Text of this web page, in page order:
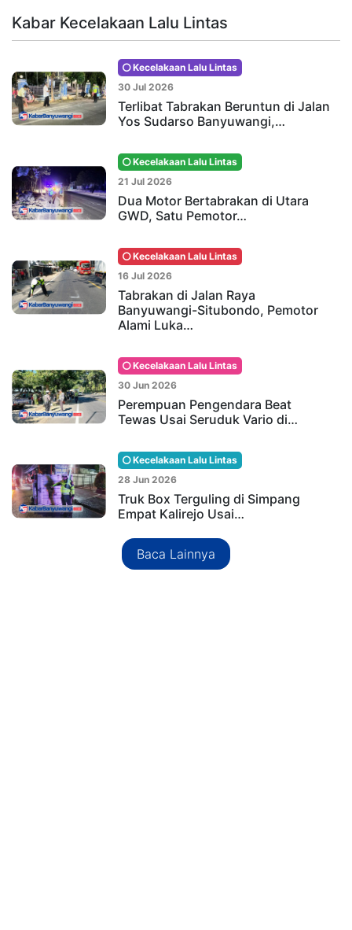
Kabar Kecelakaan Lalu Lintas
Kecelakaan Lalu Lintas
30 Jul 2026
Terlibat Tabrakan Beruntun di Jalan
Yos Sudarso Banyuwangi,…
Kecelakaan Lalu Lintas
21 Jul 2026
Dua Motor Bertabrakan di Utara
GWD, Satu Pemotor…
Kecelakaan Lalu Lintas
16 Jul 2026
Tabrakan di Jalan Raya
Banyuwangi-Situbondo, Pemotor
Alami Luka…
Kecelakaan Lalu Lintas
30 Jun 2026
Perempuan Pengendara Beat
Tewas Usai Seruduk Vario di…
Kecelakaan Lalu Lintas
28 Jun 2026
Truk Box Terguling di Simpang
Empat Kalirejo Usai…
Baca Lainnya